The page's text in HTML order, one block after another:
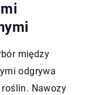
między
odgrywa
Nawozy